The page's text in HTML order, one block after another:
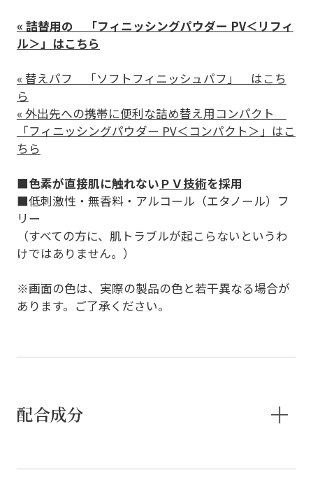
« 詰替用の 「フィニッシングパウダー PV＜リフィ
ル＞」はこちら
« 替えパフ 「ソフトフィニッシュパフ」 はこち
ら
« 外出先への携帯に便利な詰め替え用コンパクト
「フィニッシングパウダー PV＜コンパクト＞」はこ
ちら
■色素が直接肌に触れないＰＶ技術を採用
■低刺激性・無香料・アルコール（エタノール）フ
リー
（すべての方に、肌トラブルが起こらないというわ
けではありません。）
※画面の色は、実際の製品の色と若干異なる場合が
あります。ご了承ください。
配合成分